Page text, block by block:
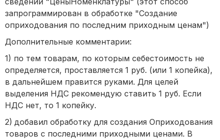
запрограммирован в обработке "Создание
оприходования по последним приходным ценам")
Дополнительные комментарии:
1) по тем товарам, по которым себестоимость не
определяется, проставляется 1 руб. (или 1 копейка),
в дальнейшем правится руками. Для целей
выделения НДС рекомендую ставить 1 руб. Если
НДС нет, то 1 копейку.
2) добавил обработку для создания Оприходования
товаров с последними приходными ценами. В